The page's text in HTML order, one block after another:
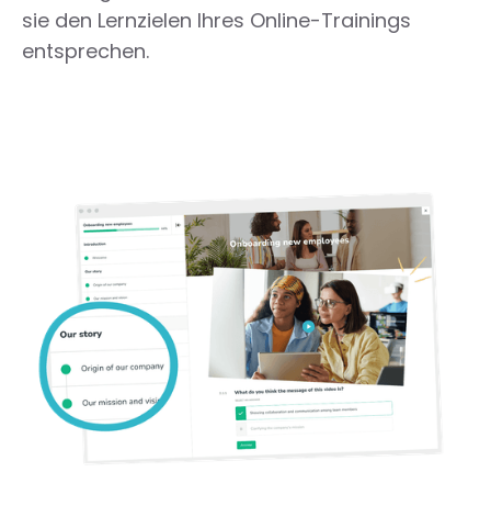
sie den Lernzielen Ihres Online-Trainings
entsprechen.